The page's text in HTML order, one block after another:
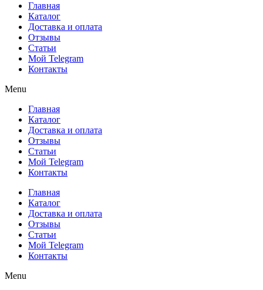
Главная
Каталог
Доставка и оплата
Отзывы
Статьи
Мой Telegram
Контакты
Menu
Главная
Каталог
Доставка и оплата
Отзывы
Статьи
Мой Telegram
Контакты
Главная
Каталог
Доставка и оплата
Отзывы
Статьи
Мой Telegram
Контакты
Menu